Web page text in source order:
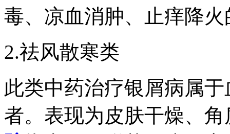
毒、凉血消肿、止痒降
2.祛风散寒类
此类中药治疗银屑病属
者。表现为皮肤干燥、